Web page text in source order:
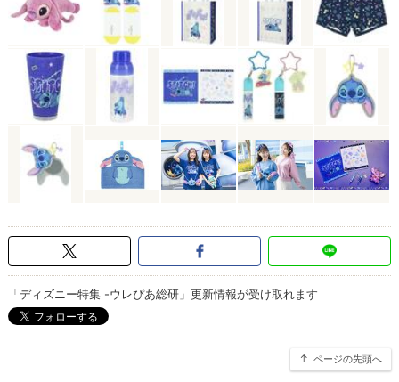
「ディズニー特集 -ウレぴあ総研」更新情報が受け取れます
ページの先頭へ